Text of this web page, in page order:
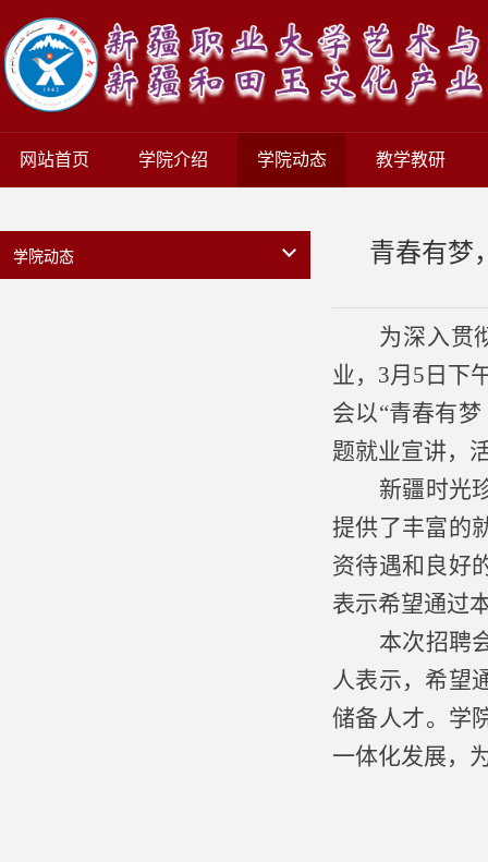
网站首页 学院介绍 学院动态 教学教研
学院动态 青春有梦
为深入贯
业， 3月5日下
会以“青春有
题就业宣讲，
新疆时光
提供了丰富的
资待遇和良好
表示希望通过
本次招聘
人表示，希望
储备人才。学
一体化发展，